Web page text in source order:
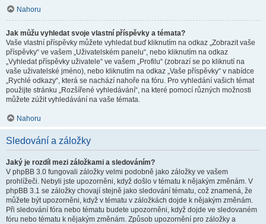
Nahoru
Jak můžu vyhledat svoje vlastní příspěvky a témata?
Vaše vlastní příspěvky můžete vyhledat buď kliknutím na odkaz „Zobrazit vaše
příspěvky“ ve vašem „Uživatelském panelu“, nebo kliknutím na odkaz
„Vyhledat příspěvky uživatele“ ve vašem „Profilu“ (zobrazí se po kliknutí na
vaše uživatelské jméno), nebo kliknutím na odkaz „Vaše příspěvky“ v nabídce
„Rychlé odkazy“, která se nachází nahoře na fóru. Pro vyhledání vašich témat
použijte stránku „Rozšířené vyhledávání“, na které pomocí různých možnosti
můžete zúžit vyhledávání na vaše témata.
Nahoru
Sledování a záložky
Jaký je rozdíl mezi záložkami a sledováním?
V phpBB 3.0 fungovali záložky velmi podobně jako záložky ve vašem
prohlížeči. Nebyli jste upozorněni, když došlo v tématu k nějakým změnám. V
phpBB 3.1 se záložky chovají stejně jako sledování tématu, což znamená, že
můžete být upozorněni, když v tématu v záložkách dojde k nějakým změnám.
Při sledování fóra nebo tématu budete upozorněni, když dojde ve sledovaném
fóru nebo tématu k nějakým změnám. Způsob upozornění pro záložky a